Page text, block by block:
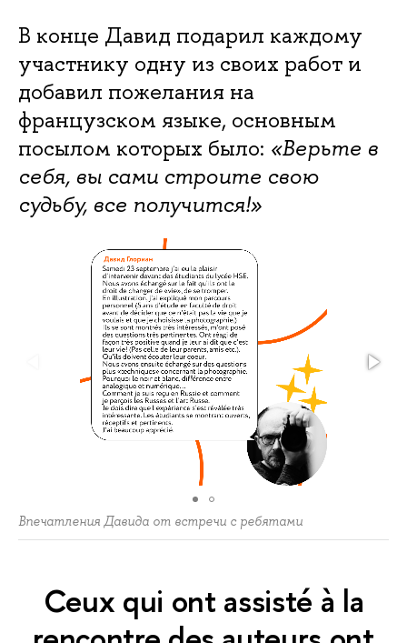
В конце Давид подарил каждому
участнику одну из своих работ и
добавил пожелания на
французском языке, основным
посылом которых было: «Верьте в
себя, вы сами строите свою
судьбу, все получится!»
Впечатления Давида от встречи с ребятами
Ceux qui ont assisté à la